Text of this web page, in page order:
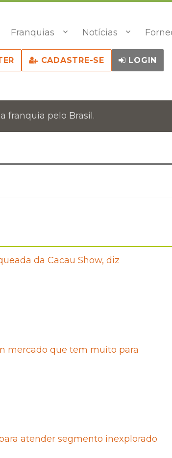
Franquias Notícias
CADASTRE-SE LOGIN
franquia pelo Brasil.
da Cacau Show, diz
mercado que tem muito para
atender segmento inexplorado